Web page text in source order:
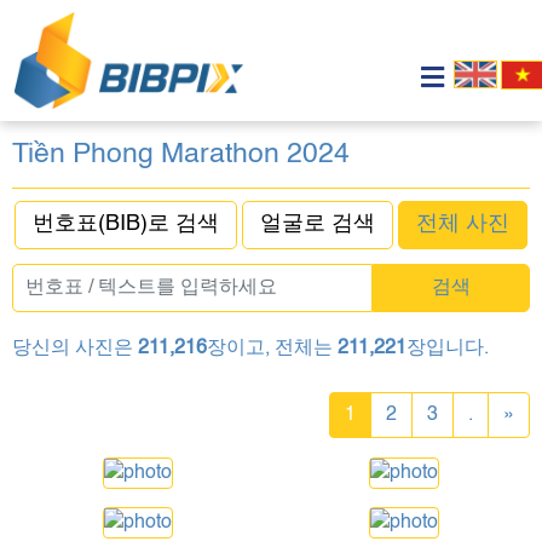
Tiền Phong Marathon 2024
번호표(BIB)로 검색 얼굴로 검색 전체 사진
검색
당신의 사진은 211,216장이고, 전체는 211,221 장입니다.
1 2 3 . »